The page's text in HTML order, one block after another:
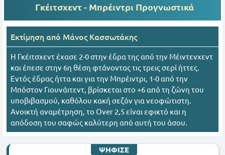
Γκέιτσχεντ - Μπρέιντρι Προγνωστικά
Εκτίμηση από Mάνος Κασσωτάκης
Η Γκέιτσχεντ έχασε 2-0 στην έδρα της από την Μέιντενχεντ
και έπεσε στην 6η θέση φτάνοντας τις τρεις σερί ήττες.
Εντός έδρας ήττα και για την Μπρέιντρι, 1-0 από την
Μπόστον Γιουνάιτεντ, βρίσκεται στο +6 από τη ζώνη του
υποβιβασμού, καθόλου κακή σεζόν για νεοφώτιστη.
Ανοικτή αναμέτρηση, το Over 2,5 είναι εφικτό και η
απόδοση του σαφώς καλύτερη από αυτή του άσου.
ΨΗΦΙΣΕ